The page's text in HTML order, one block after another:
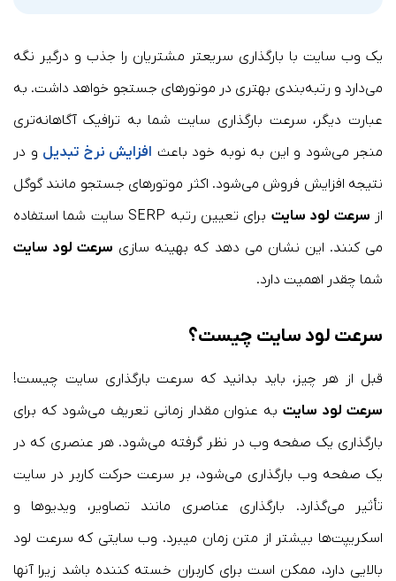
یک وب سایت با بارگذاری سریعتر مشتریان را جذب و درگیر نگه
می‌دارد و رتبه‌بندی بهتری در موتورهای جستجو خواهد داشت. به
عبارت دیگر، سرعت بارگذاری سایت شما به ترافیک آگاهانه‌تری
منجر می‌شود و این به نوبه خود باعث افزایش نرخ تبدیل و در
نتیجه افزایش فروش می‌شود. اکثر موتورهای جستجو مانند گوگل
از سرعت لود سایت
برای تعیین رتبه SERP سایت شما استفاده
می کنند. این نشان می دهد که بهینه سازی سرعت لود سایت
شما چقدر اهمیت دارد.
سرعت لود سایت چیست؟
قبل از هر چیز، باید بدانید که سرعت بارگذاری سایت چیست!
سرعت لود سایتبه عنوان مقدار زمانی تعریف می‌شود که برای
بارگذاری یک صفحه وب در نظر گرفته می‌شود. هر عنصری که در
یک صفحه وب بارگذاری می‌شود، بر سرعت حرکت کاربر در سایت
تأثیر می‌گذارد. بارگذاری عناصری مانند تصاویر، ویدیوها و
اسکریپت‌ها بیشتر از متن زمان میبرد. وب سایتی که سرعت لود
بالایی دارد، ممکن است برای کاربران خسته کننده باشد زیرا آنها